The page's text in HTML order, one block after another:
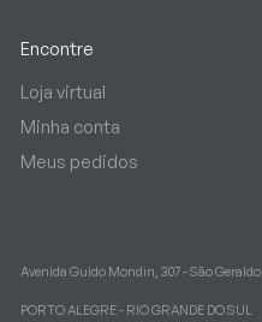
Encontre
Loja virtual
Minha conta
Meus pedidos
Avenida Guido Mondin, 307 - São Geraldo
PORTO ALEGRE - RIO GRANDE DO SUL